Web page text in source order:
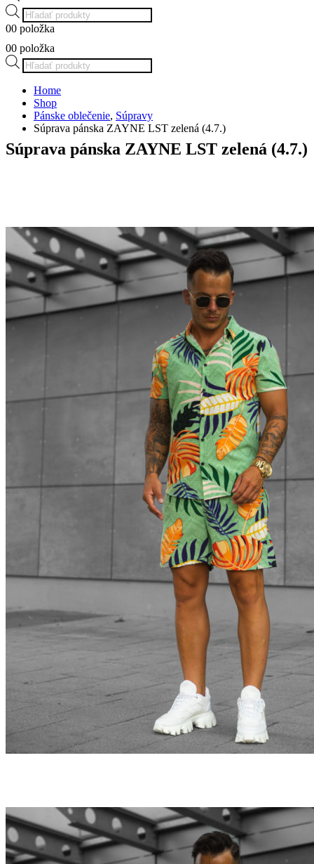
Products
search
00 položka
00 položka
Products
search
Home
Shop
Pánske oblečenie, Súpravy
Súprava pánska ZAYNE LST zelená (4.7.)
Súprava pánska ZAYNE LST zelená (4.7.)